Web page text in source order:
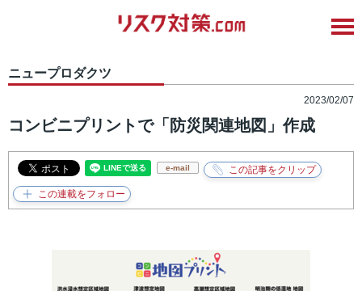
ニュープロダクツ
2023/02/07
コンビニプリントで「防災関連地図」作成
e-mail